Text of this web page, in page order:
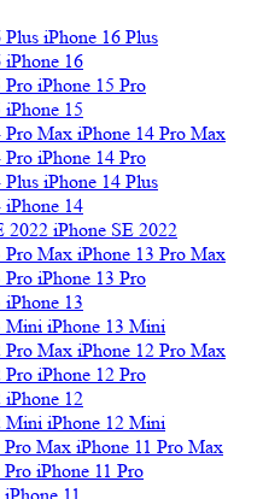
iPhone 16 Plus
iPhone 16
iPhone 15 Pro
iPhone 15
iPhone 14 Pro Max
iPhone 14 Pro
iPhone 14 Plus
iPhone 14
iPhone SE 2022
iPhone 13 Pro Max
iPhone 13 Pro
iPhone 13
iPhone 13 Mini
iPhone 12 Pro Max
iPhone 12 Pro
iPhone 12
iPhone 12 Mini
iPhone 11 Pro Max
iPhone 11 Pro